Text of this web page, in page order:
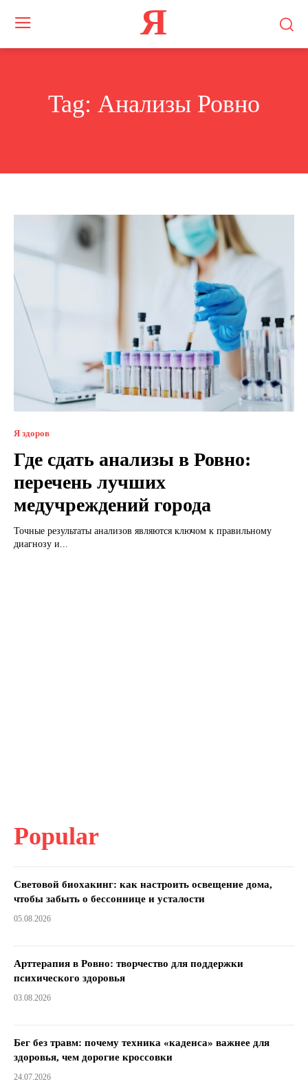
Я
Tag: Анализы Ровно
Я здоров
Где сдать анализы в Ровно:
перечень лучших
медучреждений города
Точные результаты анализов являются ключом к правильному
диагнозу и...
Popular
Световой биохакинг: как настроить освещение дома,
чтобы забыть о бессоннице и усталости
05.08.2026
Арттерапия в Ровно: творчество для поддержки
психического здоровья
03.08.2026
Бег без травм: почему техника «каденса» важнее для
здоровья, чем дорогие кроссовки
24.07.2026